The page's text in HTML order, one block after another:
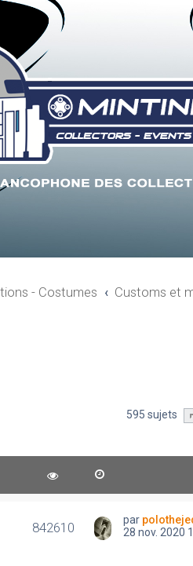
- Costumes Customs et
595 sujets
842610 par
28 nov. 2020